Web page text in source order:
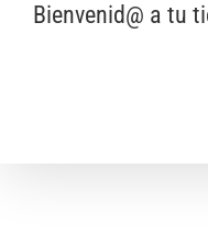
Bienvenid@ a tu